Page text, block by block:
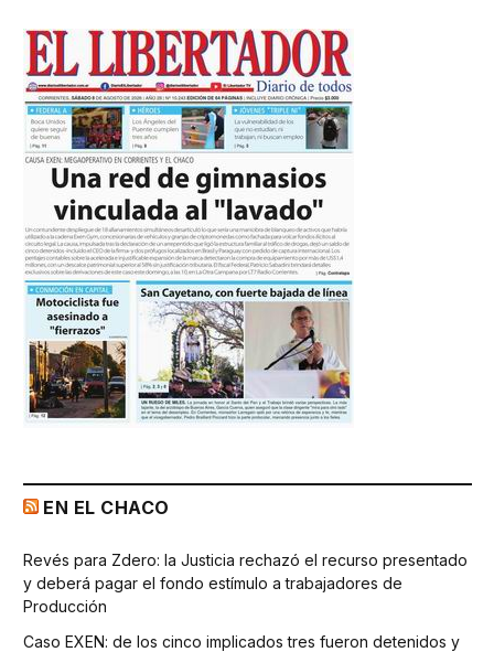
EN EL CHACO
Revés para Zdero: la Justicia rechazó el recurso presentado
y deberá pagar el fondo estímulo a trabajadores de
Producción
Caso EXEN: de los cinco implicados tres fueron detenidos y